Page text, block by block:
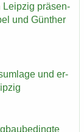
Leip­zig prä­sen­
und Gün­ther
und er­